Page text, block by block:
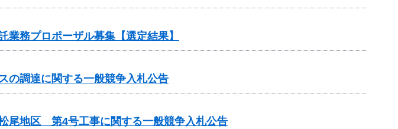
務プロポーザル募集【選定結果】
の調達に関する一般競争入札公告
尾地区 第4号工事に関する一般競争入札公告